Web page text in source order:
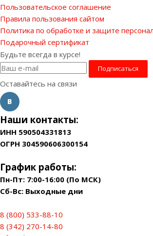
Пользовательское соглашение
Правила пользования сайтом
Политика по обработке и защите
Подарочный сертификат
Будьте всегда в курсе!
Оставайтесь на связи
Наши контакты:
ИНН 590504331813
ОГРН 304590606300154
График работы:
Пн-Пт: 7:00-16:00 (По МСК)
Сб-Вс: Выходные дни
8 (800) 533-88-10
8 (342) 270-14-80